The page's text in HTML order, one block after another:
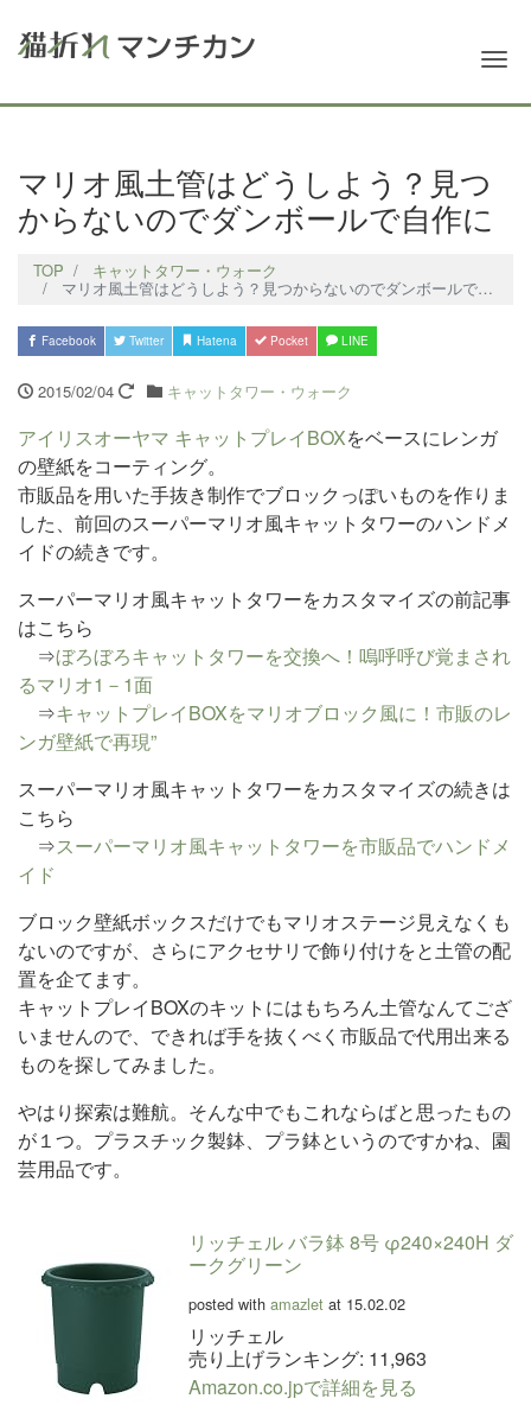
マリオ風土管はどうしよう？見つ
からないのでダンボールで自作に
TOP キャットタワー・ウォーク
マリオ風土管はどうしよう？見つからないのでダンボールで自作に
Facebook Twitter Hatena Pocket LINE
2015/02/04 キャットタワー・ウォーク
アイリスオーヤマ キャットプレイBOXをベースにレンガ
の壁紙をコーティング。
市販品を用いた手抜き制作でブロックっぽいものを作りま
した、前回のスーパーマリオ風キャットタワーのハンドメ
イドの続きです。
スーパーマリオ風キャットタワーをカスタマイズの前記事
はこちら
⇒ぼろぼろキャットタワーを交換へ！嗚呼呼び覚まされ
るマリオ1－1面
⇒キャットプレイBOXをマリオブロック風に！市販のレ
ンガ壁紙で再現”
スーパーマリオ風キャットタワーをカスタマイズの続きは
こちら
⇒スーパーマリオ風キャットタワーを市販品でハンドメ
イド
ブロック壁紙ボックスだけでもマリオステージ見えなくも
ないのですが、さらにアクセサリで飾り付けをと土管の配
置を企てます。
キャットプレイBOXのキットにはもちろん土管なんてござ
いませんので、できれば手を抜くべく市販品で代用出来る
ものを探してみました。
やはり探索は難航。そんな中でもこれならばと思ったもの
が１つ。プラスチック製鉢、プラ鉢というのですかね、園
芸用品です。
リッチェル バラ鉢 8号 φ240×240H ダ
ークグリーン
posted with amazlet at 15.02.02
リッチェル
売り上げランキング: 11,963
Amazon.co.jpで詳細を見る